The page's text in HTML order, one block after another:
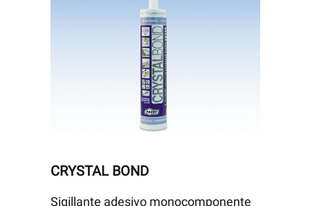
CRYSTAL BOND
Sigillante adesivo monocomponente